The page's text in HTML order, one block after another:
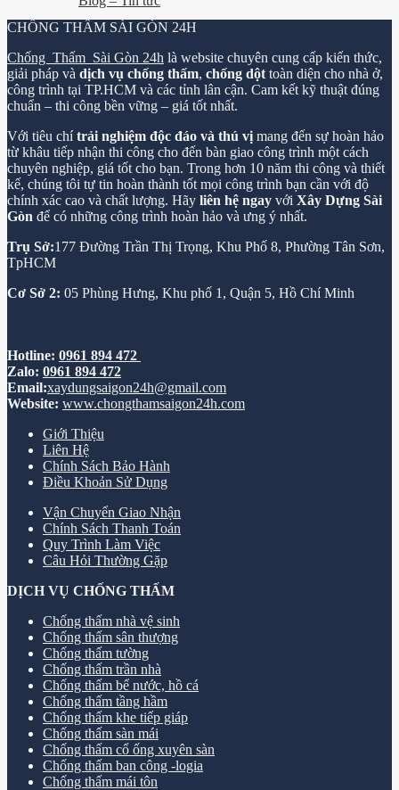
CHỐNG THẤM SÀI GÒN 24H
Chống Thấm Sài Gòn 24h là website chuyên cung cấp kiến thức,
giải pháp và dịch vụ chống thấm, chống dột toàn diện cho nhà ở,
công trình tại TP.HCM và các tỉnh lân cận. Cam kết kỹ thuật đúng
chuẩn – thi công bền vững – giá tốt nhất.
Với tiêu chítrải nghiệm độc đáo và thú vị mang đến sự hoàn hảo
từ khâu tiếp nhận thi công cho đến bàn giao công trình một cách
chuyên nghiệp, giá tốt cho bạn. Trong hơn 10 năm thi công và thiết
kế, chúng tôi tự tin hoàn thành tốt mọi công trình bạn cần với độ
chính xác cao và chất lượng. Hãy liên hệ ngay với Xây Dựng Sài
Gòn để có những công trình hoàn hảo và ưng ý nhất.
Trụ Sở:177 Đường Trần Thị Trọng, Khu Phố 8, Phường Tân Sơn,
TpHCM
Cơ Sở 2: 05 Phùng Hưng, Khu phố 1, Quận 5, Hồ Chí Minh
Hotline: 0961 894 472
Zalo: 0961 894 472
Email:xaydungsaigon24h@gmail.com
Website: www.chongthamsaigon24h.com
Giới Thiệu
Liên Hệ
Chính Sách Bảo Hành
Điều Khoản Sử Dụng
Vận Chuyển Giao Nhận
Chính Sách Thanh Toán
Quy Trình Làm Việc
Câu Hỏi Thường Gặp
DỊCH VỤ CHỐNG THẤM
Chống thấm nhà vệ sinh
Chống thấm sân thượng
Chống thấm tường
Chống thấm trần nhà
Chống thấm bể nước, hồ cá
Chống thấm tầng hầm
Chống thấm khe tiếp giáp
Chống thấm sàn mái
Chống thấm cổ ống xuyên sàn
Chống thấm ban công -logia
Chống thấm mái tôn